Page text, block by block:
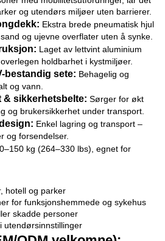
og utendørs miljøer uten barrierer.
Ekstra brede pneumatisk hjul
og ujevne overflater uten å synke.
Laget av lettvint aluminium
holdbarhet i kystmiljøer.
bestandig sete: Behagelig og
og vann.
sikkerhetsbelte: Sørger for økt
og brukersikkerhet under transport.
Enkel lagring og transport –
og forsendelser.
kg (264–330 lbs), egnet for
hotell og parker
for funksjonshemmede og sykehus
skadde personer
utendørsinnstillinger